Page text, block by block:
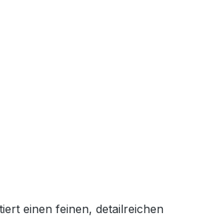
einen feinen, detailreichen